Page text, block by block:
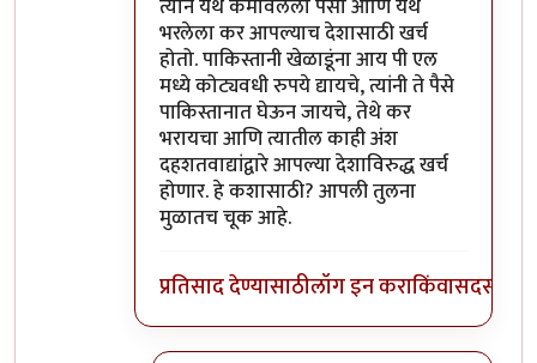
भरलेला कर आपल्याच देशासाठी खर्च
होतो. पाकिस्तानी खेळाडूंना आय पी एल
मध्ये कोट्यवधी रुपये द्यायचे, त्यांनी ते पैसे
पाकिस्तानात घेऊन जायचे, तेथे कर
भरायचा आणि त्यातील काही अंश
दहशतवाद्यांद्वारे आपल्या देशाविरुद्ध खर्च
होणार. हे कशासाठी? आपली तुलना
मुळातच चूक आहे.
प्रतिसाद देण्यासाठीलॉग इन कराकिंवासदस्य व्हा